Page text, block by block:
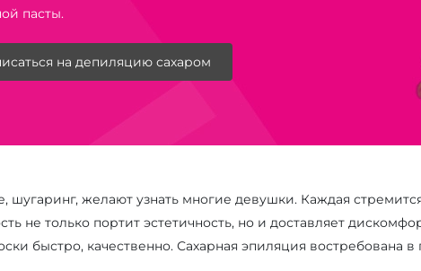
пасты.
на депиляцию сахаром
шугаринг, желают узнать многие девушки. Каждая
не только портит эстетичность, но и доставляет
быстро, качественно. Сахарная эпиляция востребована